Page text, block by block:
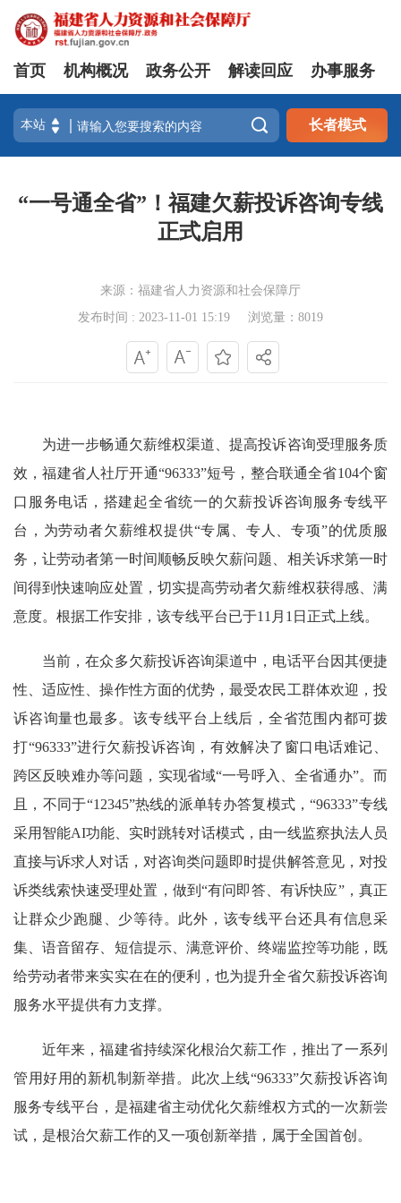
首页 机构概况 政务公开 解读回应 办事服务
 长者模式
“一号通全省”！福建欠薪投诉咨询专线
正式启用
来源：福建省人力资源和社会保障厅
发布时间 : 2023-11-01 15:19
浏览量：8019
为进一步畅通欠薪维权渠道、提高投诉咨询受理服务质
效，福建省人社厅开通“96333”短号，整合联通全省104个窗
口服务电话，搭建起全省统一的欠薪投诉咨询服务专线平
台，为劳动者欠薪维权提供“专属、专人、专项”的优质服
务，让劳动者第一时间顺畅反映欠薪问题、相关诉求第一时
间得到快速响应处置，切实提高劳动者欠薪维权获得感、满
意度。根据工作安排，该专线平台已于11月1日正式上线。
当前，在众多欠薪投诉咨询渠道中，电话平台因其便捷
性、适应性、操作性方面的优势，最受农民工群体欢迎，投
诉咨询量也最多。该专线平台上线后，全省范围内都可拨
打“96333”进行欠薪投诉咨询，有效解决了窗口电话难记、
跨区反映难办等问题，实现省域“一号呼入、全省通办”。而
且，不同于“12345”热线的派单转办答复模式，“96333”专线
采用智能AI功能、实时跳转对话模式，由一线监察执法人员
直接与诉求人对话，对咨询类问题即时提供解答意见，对投
诉类线索快速受理处置，做到“有问即答、有诉快应”，真正
让群众少跑腿、少等待。此外，该专线平台还具有信息采
集、语音留存、短信提示、满意评价、终端监控等功能，既
给劳动者带来实实在在的便利，也为提升全省欠薪投诉咨询
服务水平提供有力支撑。
近年来，福建省持续深化根治欠薪工作，推出了一系列
管用好用的新机制新举措。此次上线“96333”欠薪投诉咨询
服务专线平台，是福建省主动优化欠薪维权方式的一次新尝
试，是根治欠薪工作的又一项创新举措，属于全国首创。